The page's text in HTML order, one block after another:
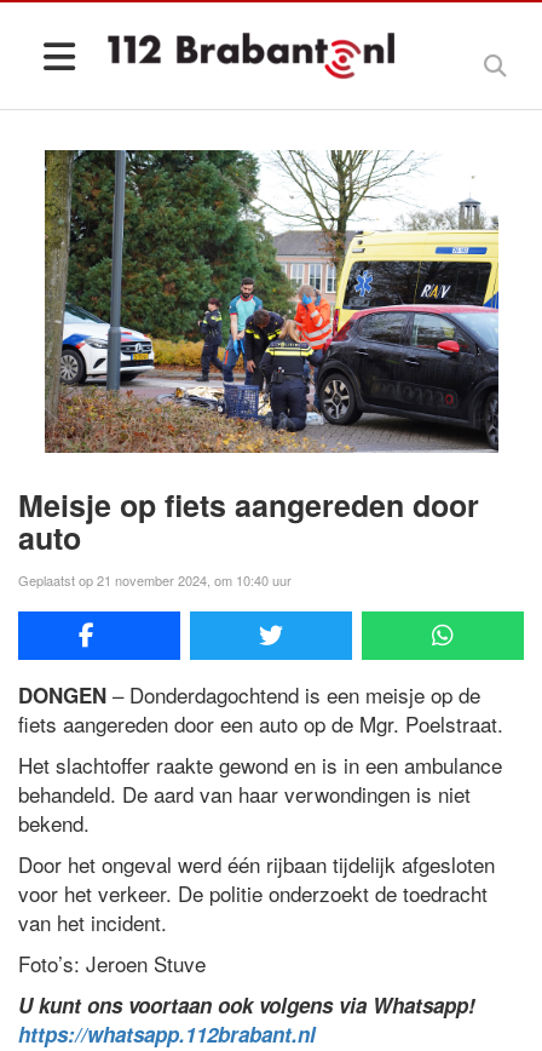
Meisje op fiets aangereden door
auto
Geplaatst op 21 november 2024, om 10:40 uur
DONGEN – Donderdagochtend is een meisje op de
fiets aangereden door een auto op de Mgr. Poelstraat.
Het slachtoffer raakte gewond en is in een ambulance
behandeld. De aard van haar verwondingen is niet
bekend.
Door het ongeval werd één rijbaan tijdelijk afgesloten
voor het verkeer. De politie onderzoekt de toedracht
van het incident.
Foto’s: Jeroen Stuve
U kunt ons voortaan ook volgens via Whatsapp!
https://whatsapp.112brabant.nl